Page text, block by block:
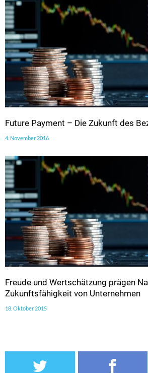
Future Payment – Die Zukunft des
4. November 2016
Freude und Wertschätzung prägen
Zukunftsfähigkeit von Unternehmen
18. Oktober 2015